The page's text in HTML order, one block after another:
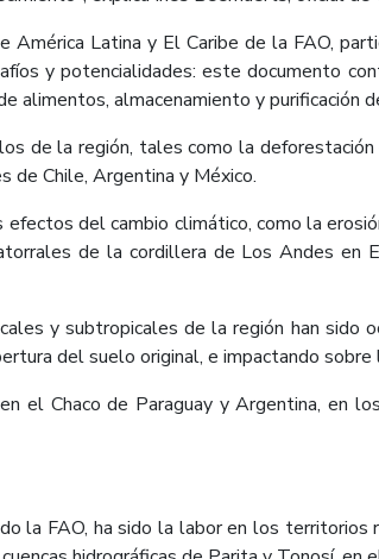
Latina y El Caribe de la FAO,
y potencialidades: este documento
alimentos, almacenamiento y purificación
de la región, tales como la
de Chile, Argentina y México.
del cambio climático, como la
de la cordillera de Los Andes en
y subtropicales de la región han sido
del suelo original, e impactando
el Chaco de Paraguay y Argentina, en
la FAO, ha sido la labor en los